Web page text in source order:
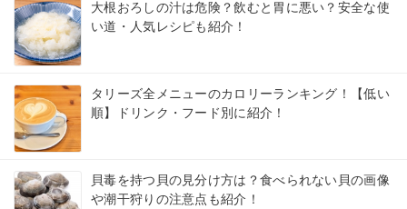
大根おろしの汁は危険？飲むと胃に悪い？安全な使
い道・人気レシピも紹介！
タリーズ全メニューのカロリーランキング！【低い
順】ドリンク・フード別に紹介！
貝毒を持つ貝の見分け方は？食べられない貝の画像
や潮干狩りの注意点も紹介！